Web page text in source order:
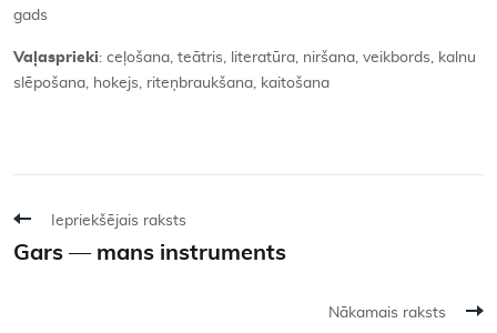
gads
Vaļasprieki: ceļošana, teātris, literatūra, niršana, veikbords, kalnu
slēpošana, hokejs, riteņbraukšana, kaitošana
Iepriekšējais raksts
Gars — mans instruments
Nākamais raksts